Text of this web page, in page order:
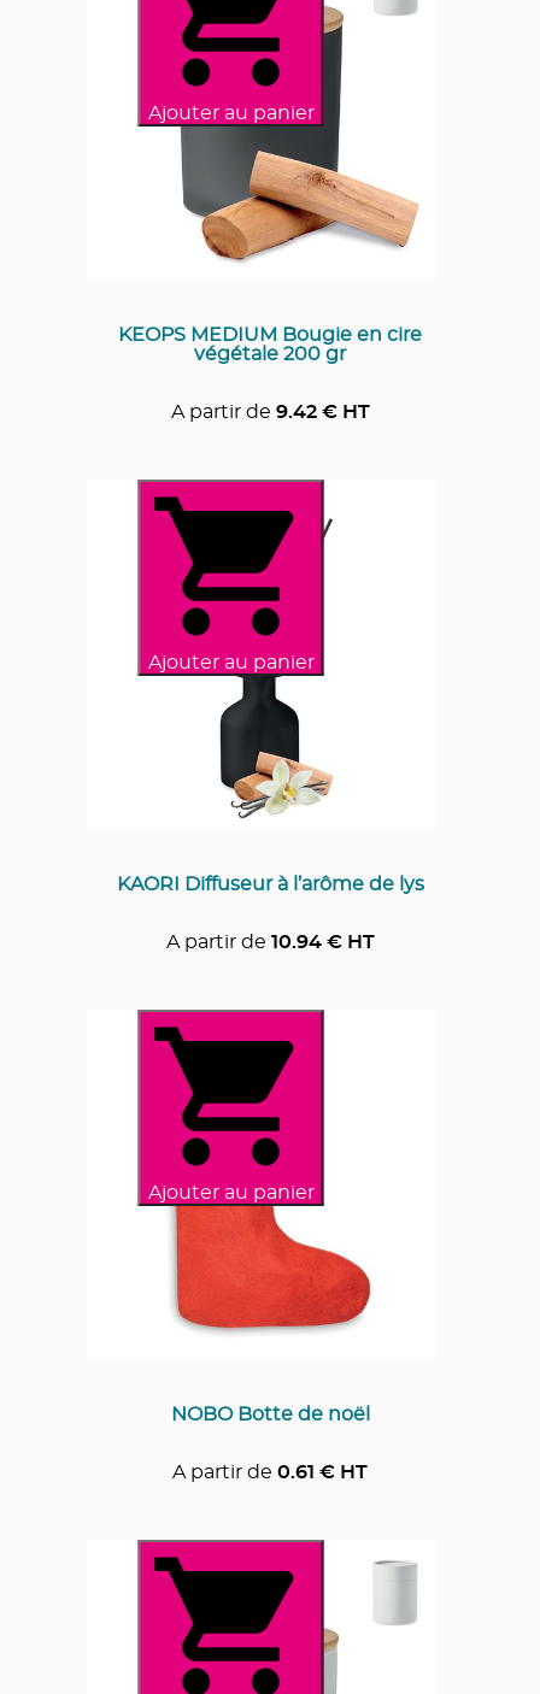
Ajouter au panier
KEOPS MEDIUM Bougie en cire
végétale 200 gr
A partir de 9.42€ HT
Ajouter au panier
KAORI Diffuseur à l’arôme de lys
A partir de 10.94€ HT
Ajouter au panier
NOBO Botte de noël
A partir de 0.61 € HT